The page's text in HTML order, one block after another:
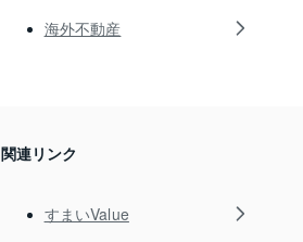
海外不動産
関連リンク
すまいValue